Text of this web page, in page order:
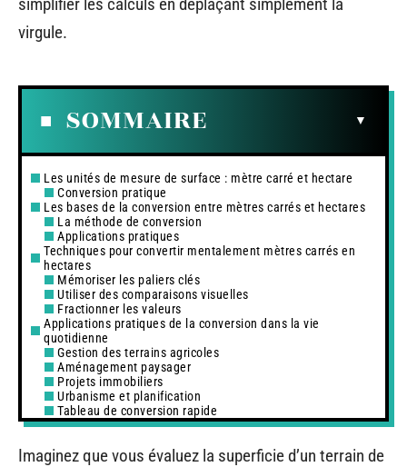
virgule.
SOMMAIRE
Les unités de mesure de surface : mètre carré et hectare
Conversion pratique
Les bases de la conversion entre mètres carrés et hectares
La méthode de conversion
Applications pratiques
Techniques pour convertir mentalement mètres carrés en
hectares
Mémoriser les paliers clés
Utiliser des comparaisons visuelles
Fractionner les valeurs
Applications pratiques de la conversion dans la vie
quotidienne
Gestion des terrains agricoles
Aménagement paysager
Projets immobiliers
Urbanisme et planification
Tableau de conversion rapide
Imaginez que vous évaluez la superficie d’un terrain de